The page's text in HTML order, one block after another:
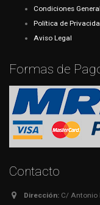
Condiciones
Política de
Aviso Legal
Formas de
Contacto
Dirección: C/ Antonio